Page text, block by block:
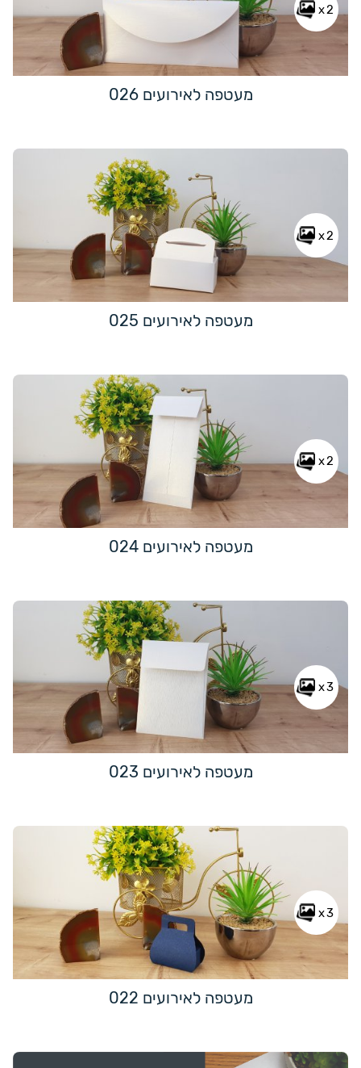
x2
מעטפה לאירועים 026
x2
מעטפה לאירועים 025
x2
מעטפה לאירועים 024
x3
מעטפה לאירועים 023
x3
מעטפה לאירועים 022